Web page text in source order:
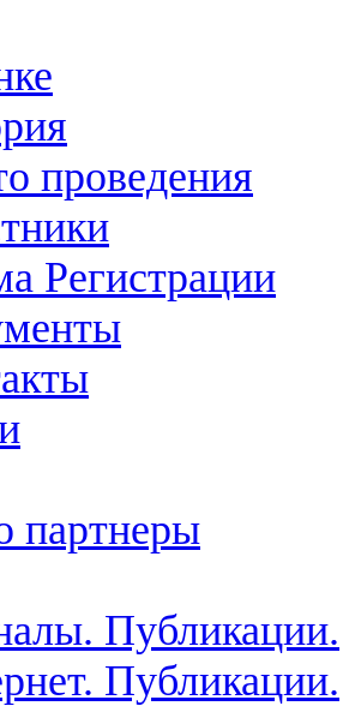
проведения
Регистрации
партнеры
Публикации.
Публикации.